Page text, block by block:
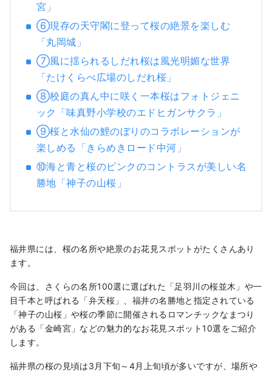
宮」
⑥現存の天守閣に登って桜の絶景を楽しむ
「丸岡城」
⑦風に揺られるしだれ桜は風光明媚な世界
「たけくらべ広場のしだれ桜」
⑧校庭の真ん中に咲く一本桜はフォトジェニ
ック「味真野小学校のエドヒガンサクラ」
⑨桜と水仙の鯉のぼりのコラボレーションが
楽しめる「きらめきロード中河」
⑩海と青と桜のピンクのコントラスが美しい名
勝地「神子の山桜」
福井県には、桜の名所や絶景のお花見スポットがたくさんあり
ます。
今回は、さくらの名所100選に選ばれた「足羽川の桜並木」や一
目千本と呼ばれる「弁天桜」、福井の名勝地と指定されている
「神子の山桜」や桜の季節に開催されるロマンチックなまつり
がある「金崎宮」などの魅力的なお花見スポット10選をご紹介
します。
福井県の桜の見頃は3月下旬～4月上旬頃が多いですが、場所や